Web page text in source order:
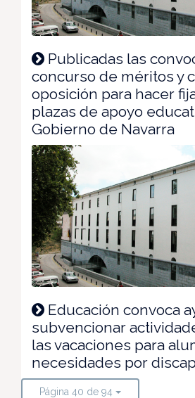
Publicadas las
concurso de méritos y
oposición para hacer
plazas de apoyo
Gobierno de Navarra
Educación convoca
subvencionar
las vacaciones para
necesidades por
Página 40 de 94